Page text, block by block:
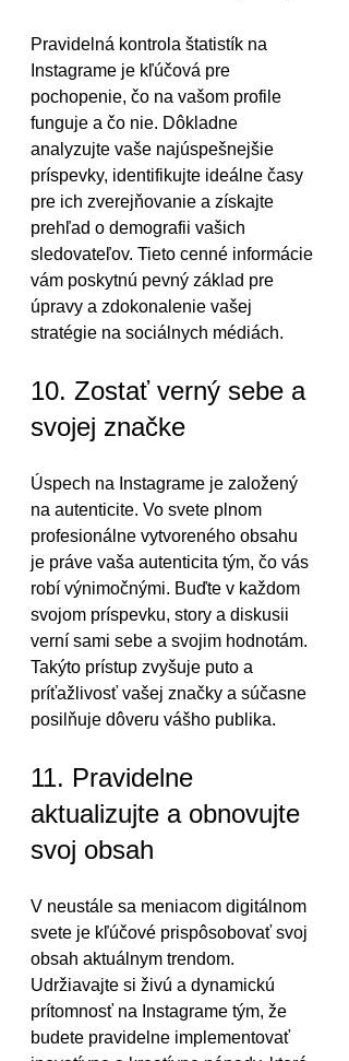
Pravidelná kontrola štatistík na
Instagrame je kľúčová pre
pochopenie, čo na vašom profile
funguje a čo nie. Dôkladne
analyzujte vaše najúspešnejšie
príspevky, identifikujte ideálne časy
pre ich zverejňovanie a získajte
prehľad o demografii vašich
sledovateľov. Tieto cenné informácie
vám poskytnú pevný základ pre
úpravy a zdokonalenie vašej
stratégie na sociálnych médiách.
10. Zostať verný sebe a
svojej značke
Úspech na Instagrame je založený
na autenticite. Vo svete plnom
profesionálne vytvoreného obsahu
je práve vaša autenticita tým, čo vás
robí výnimočnými. Buďte v každom
svojom príspevku, story a diskusii
verní sami sebe a svojim hodnotám.
Takýto prístup zvyšuje puto a
príťažlivosť vašej značky a súčasne
posilňuje dôveru vášho publika.
11. Pravidelne
aktualizujte a obnovujte
svoj obsah
V neustále sa meniacom digitálnom
svete je kľúčové prispôsobovať svoj
obsah aktuálnym trendom.
Udržiavajte si živú a dynamickú
prítomnosť na Instagrame tým, že
budete pravidelne implementovať